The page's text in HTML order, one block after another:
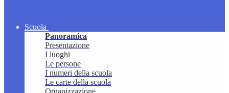
Scuola
Panoramica
Presentazione
I luoghi
Le persone
I numeri della scuola
Le carte della scuola